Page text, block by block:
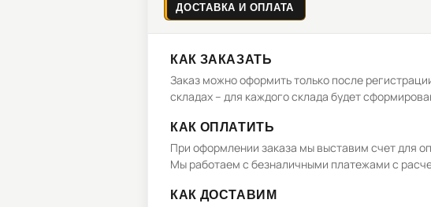
ДОСТАВКА И ОПЛАТА
КАК ЗАКАЗАТЬ
Заказ можно оформить только после
складах – для каждого склада будет
КАК ОПЛАТИТЬ
При оформлении заказа мы выставим счет для
Мы работаем с безналичными платежами с
КАК ДОСТАВИМ